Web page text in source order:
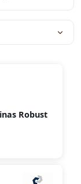
Robust